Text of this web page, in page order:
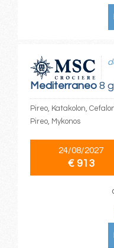
Mediterraneo8
Pireo, Katakolon,
Pireo, Mykonos
24/08/2027
€ 913